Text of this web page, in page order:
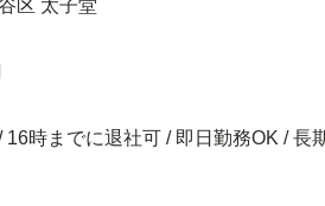
区 太子堂
16時までに退社可 / 即日勤務OK / 長